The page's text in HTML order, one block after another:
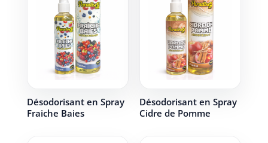
Désodorisant en Spray
Fraiche Baies
Désodorisant en Spray
Cidre de Pomme